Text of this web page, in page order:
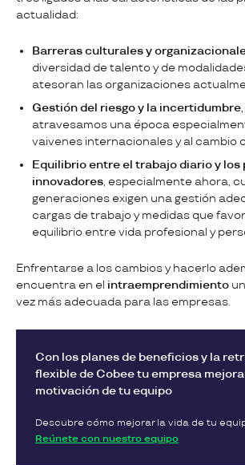
actualidad:
Barreras culturales y
diversidad de talento y de
atesoran las organizaciones
Gestión del riesgo y la incertidumbre
atravesamos una época
vaivenes internacionales y al cambio
Equilibrio entre el trabajo diario y los
innovadores, especialmente ahora,
generaciones exigen una gestión
cargas de trabajo y medidas que
equilibrio entre vida profesional y
Enfrentarse a los cambios y hacerlo
encuentra en el intraemprendimiento
vez más adecuada para las empresas.
Con los planes de beneficios y la
flexible de Cobee tu empresa
motivación de tu equipo
Descubre cómo mejorar la vida de tu
Reúnete con nuestro equipo